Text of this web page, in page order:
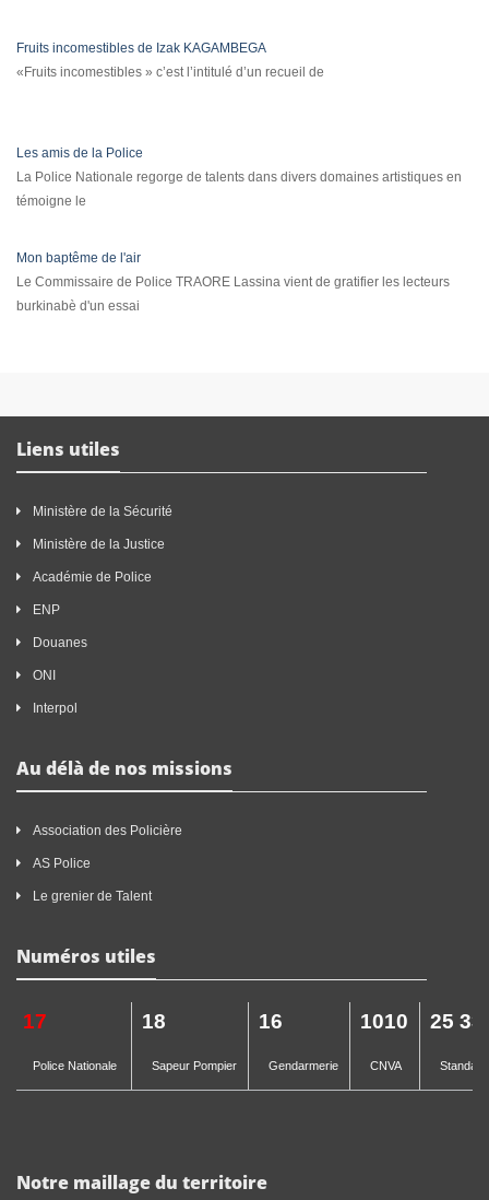
Fruits incomestibles de Izak KAGAMBEGA
«Fruits incomestibles » c’est l’intitulé d’un recueil de
Les amis de la Police
La Police Nationale regorge de talents dans divers domaines artistiques en
témoigne le
Mon baptême de l'air
Le Commissaire de Police TRAORE Lassina vient de gratifier les lecteurs
burkinabè d'un essai
Liens utiles
Ministère de la Sécurité
Ministère de la Justice
Académie de Police
ENP
Douanes
ONI
Interpol
Au délà de nos missions
Association des Policière
AS Police
Le grenier de Talent
Numéros utiles
17
Police Nationale
18
Sapeur Pompier
16
Gendarmerie
1010
CNVA
25 33
Notre maillage du territoire